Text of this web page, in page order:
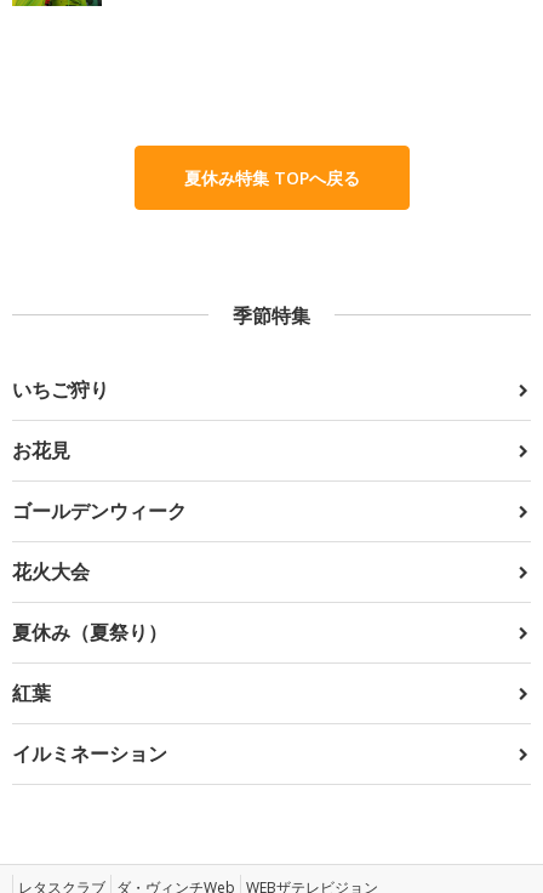
夏休み特集 TOPへ戻る
季節特集
いちご狩り
お花見
ゴールデンウィーク
花火大会
夏休み（夏祭り）
紅葉
イルミネーション
レタスクラブ ダ・ヴィンチWeb WEBザテレビジョン